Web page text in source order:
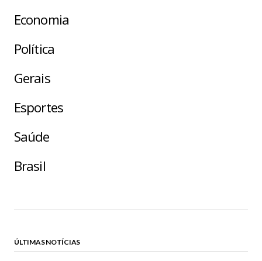
Economia
Política
Gerais
Esportes
Saúde
Brasil
ÚLTIMAS NOTÍCIAS